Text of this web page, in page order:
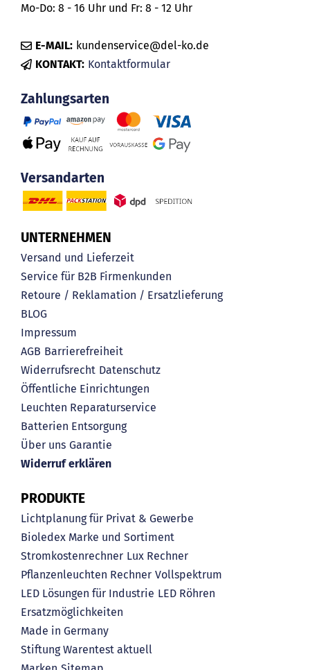
Mo-Do: 8 - 16 Uhr und Fr: 8 - 12 Uhr
E-MAIL: kundenservice@del-ko.de
KONTAKT: Kontaktformular
Zahlungsarten
Versandarten
UNTERNEHMEN
Versand und Lieferzeit
Service für B2B Firmenkunden
Retoure / Reklamation / Ersatzlieferung
BLOG
Impressum
AGB Barrierefreiheit
Widerrufsrecht Datenschutz
Öffentliche Einrichtungen
Leuchten Reparaturservice
Batterien Entsorgung
Über uns Garantie
Widerruf erklären
PRODUKTE
Lichtplanung für Privat & Gewerbe
Bioledex Marke und Sortiment
Stromkostenrechner Lux Rechner
Pflanzenleuchten Rechner Vollspektrum
LED Lösungen für Industrie LED Röhren
Ersatzmöglichkeiten
Made in Germany
Stiftung Warentest aktuell